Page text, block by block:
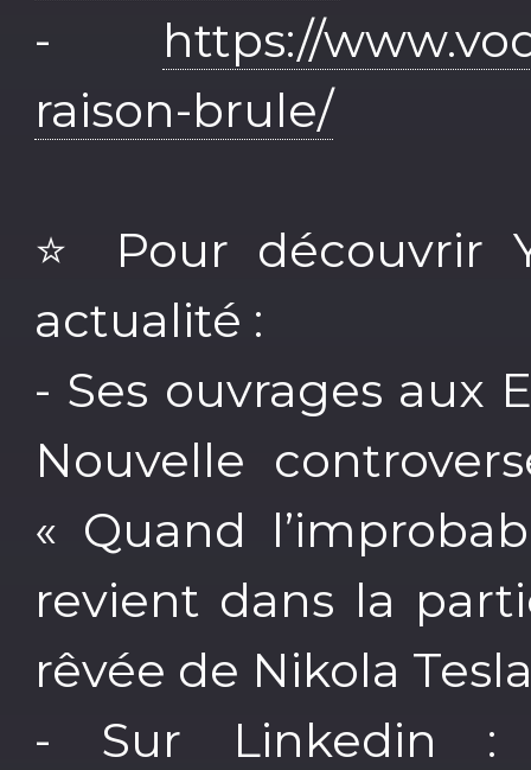
- https://
raison-brule/
⭐️ Pour découvrir
actualité :
- Ses ouvrages aux
Nouvelle
« Quand
revient dans la
rêvée de Nikola
- Sur Linkedin :